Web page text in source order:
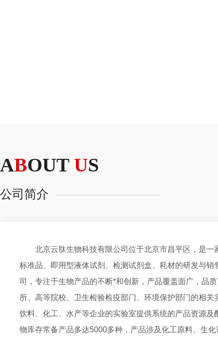
ABOUT US
公司简介
北京云肽生物科技有限公司位于北京市昌平区，是一
标准品、即用型液体试剂、检测试剂盒、耗材的研发与销
司，专注于生物产品的不断*和创新，产品覆盖面广，品
所、高等院校、卫生检验检疫部门、环境保护部门的相关
饮料、化工、水产等企业的实验室提供系统的产品资源及
物库存常备产品多达5000多种，产品涉及化工原料、生